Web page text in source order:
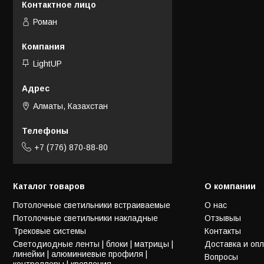
Роман
LightUP
Алматы, Казахстан
+7 (776) 870-88-80
Каталог товаров
Потолочные светильники встраиваемые
Потолочные светильники накладные
Трековые системы
Светодиодные ленты | блоки | матрицы |
линейки | алюминиевые профиля |
О компании
О нас
Отзывыы
Контакты
Доставка и
Вопросы